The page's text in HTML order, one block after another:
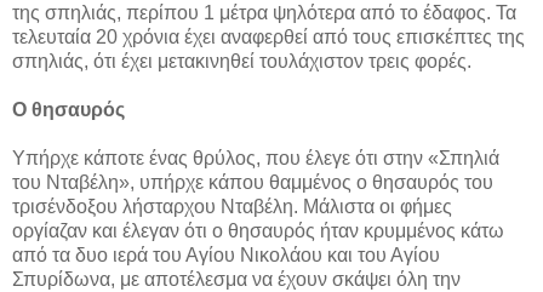
της σπηλιάς, περίπου 1 μέτρα ψηλότερα από το έδαφος. Τα
τελευταία 20 χρόνια έχει αναφερθεί από τους επισκέπτες της
σπηλιάς, ότι έχει μετακινηθεί τουλάχιστον τρεις φορές.
Ο θησαυρός
Υπήρχε κάποτε ένας θρύλος, που έλεγε ότι στην «Σπηλιά
του Νταβέλη», υπήρχε κάπου θαμμένος ο θησαυρός του
τρισένδοξου λήσταρχου Νταβέλη. Μάλιστα οι φήμες
οργίαζαν και έλεγαν ότι ο θησαυρός ήταν κρυμμένος κάτω
από τα δυο ιερά του Αγίου Νικολάου και του Αγίου
Σπυρίδωνα, με αποτέλεσμα να έχουν σκάψει όλη την